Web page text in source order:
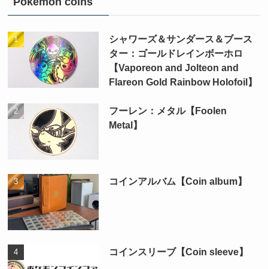
シャワーズ＆サンダース＆ブース
ター：ゴールドレインボーホロ
【Vaporeon and Jolteon and
Flareon Gold Rainbow Holofoil】
フーレン：メタル【Foolen
Metal】
コインアルバム【Coin album】
コインスリーブ【Coin sleeve】